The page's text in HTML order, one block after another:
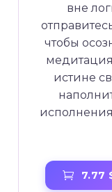
вне
чтобы
истине
7.77